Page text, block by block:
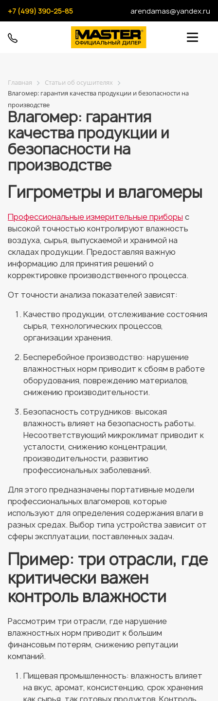
+7 (499) 390-25-85 arendamas@yandex.ru
Главная
Статьи об осушителях
Влагомер: гарантия качества продукции и безопасности на
производстве
Влагомер: гарантия
качества продукции и
безопасности на
производстве
Гигрометры и влагомеры
Профессиональные измерительные приборы с
высокой точностью контролируют влажность
воздуха, сырья, выпускаемой и хранимой на
складах продукции. Предоставляя важную
информацию для принятия решений о
корректировке производственного процесса.
От точности анализа показателей зависят:
Качество продукции, отслеживание состояния
сырья, технологических процессов,
организации хранения.
Бесперебойное производство: нарушение
влажностных норм приводит к сбоям в работе
оборудования, повреждению материалов,
снижению производительности.
Безопасность сотрудников: высокая
влажность влияет на безопасность работы.
Несоответствующий микроклимат приводит к
усталости, снижению концентрации,
производительности, развитию
профессиональных заболеваний.
Для этого предназначены портативные модели
профессиональных влагомеров, которые
используют для определения содержания влаги в
разных средах. Выбор типа устройства зависит от
сферы эксплуатации, поставленных задач.
Пример: три отрасли, где
критически важен
контроль влажности
Рассмотрим три отрасли, где нарушение
влажностных норм приводит к большим
финансовым потерям, снижению репутации
компаний.
Пищевая промышленность: влажность влияет
на вкус, аромат, консистенцию, срок хранения